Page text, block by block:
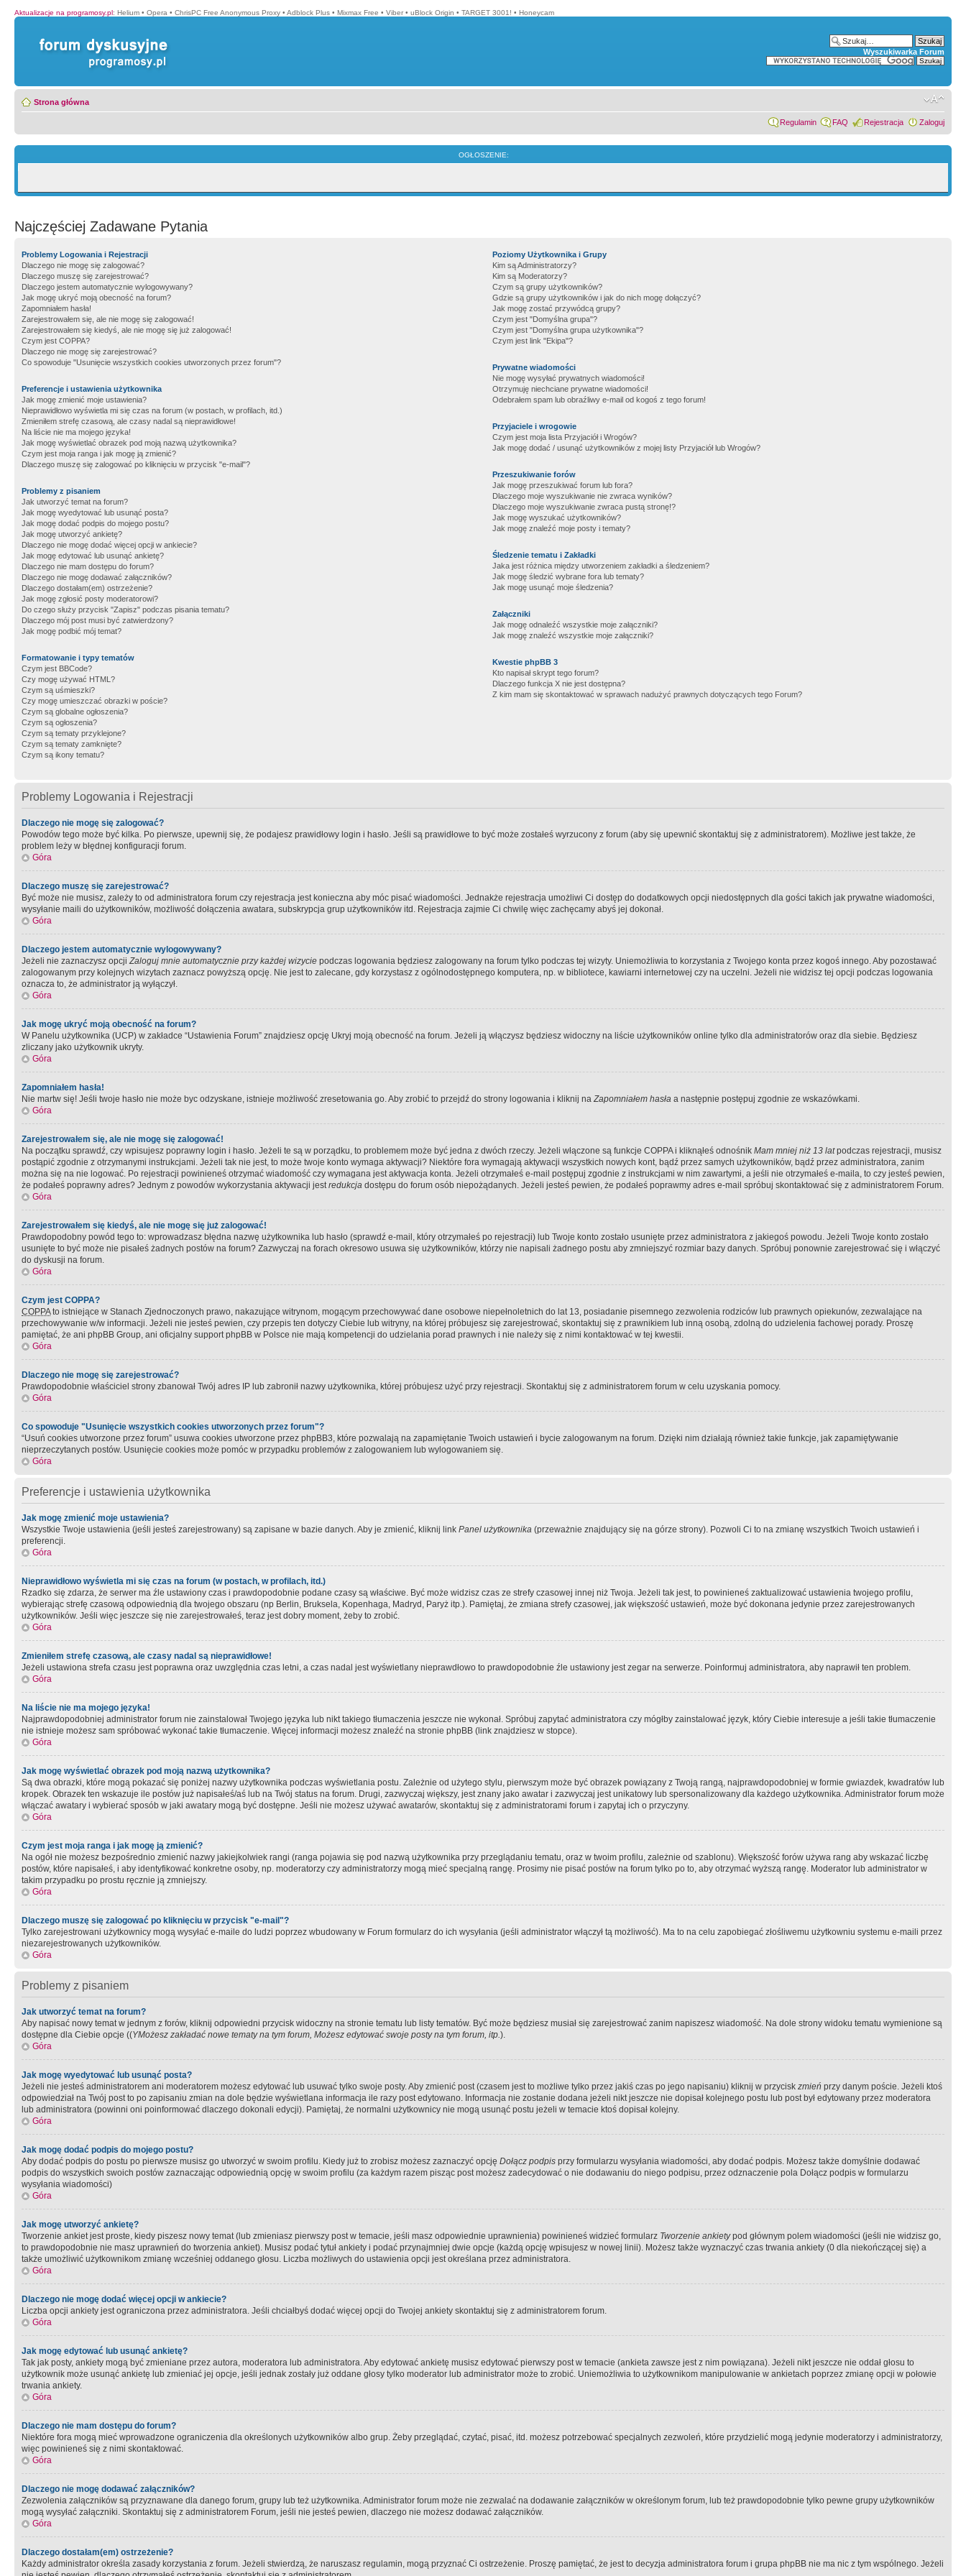
Aktualizacje na programosy.pl: Helium • Opera • ChrisPC Free Anonymous Proxy • Adblock Plus • Mixmax Free • Viber • uBlock Origin • TARGET 3001! • Honeycam
Wyszukiwarka Forum
Strona główna
Regulamin FAQ Rejestracja Zaloguj
OGŁOSZENIE:
Najczęściej Zadawane Pytania
Problemy Logowania i Rejestracji
Dlaczego nie mogę się zalogować?
Dlaczego muszę się zarejestrować?
Dlaczego jestem automatycznie wylogowywany?
Jak mogę ukryć moją obecność na forum?
Zapomniałem hasła!
Zarejestrowałem się, ale nie mogę się zalogować!
Zarejestrowałem się kiedyś, ale nie mogę się już zalogować!
Czym jest COPPA?
Dlaczego nie mogę się zarejestrować?
Co spowoduje "Usunięcie wszystkich cookies utworzonych przez forum"?
Preferencje i ustawienia użytkownika
Jak mogę zmienić moje ustawienia?
Nieprawidłowo wyświetla mi się czas na forum (w postach, w profilach, itd.)
Zmieniłem strefę czasową, ale czasy nadal są nieprawidłowe!
Na liście nie ma mojego języka!
Jak mogę wyświetlać obrazek pod moją nazwą użytkownika?
Czym jest moja ranga i jak mogę ją zmienić?
Dlaczego muszę się zalogować po kliknięciu w przycisk "e-mail"?
Problemy z pisaniem
Jak utworzyć temat na forum?
Jak mogę wyedytować lub usunąć posta?
Jak mogę dodać podpis do mojego postu?
Jak mogę utworzyć ankietę?
Dlaczego nie mogę dodać więcej opcji w ankiecie?
Jak mogę edytować lub usunąć ankietę?
Dlaczego nie mam dostępu do forum?
Dlaczego nie mogę dodawać załączników?
Dlaczego dostałam(em) ostrzeżenie?
Jak mogę zgłosić posty moderatorowi?
Do czego służy przycisk "Zapisz" podczas pisania tematu?
Dlaczego mój post musi być zatwierdzony?
Jak mogę podbić mój temat?
Formatowanie i typy tematów
Czym jest BBCode?
Czy mogę używać HTML?
Czym są uśmieszki?
Czy mogę umieszczać obrazki w poście?
Czym są globalne ogłoszenia?
Czym są ogłoszenia?
Czym są tematy przyklejone?
Czym są tematy zamknięte?
Czym są ikony tematu?
Poziomy Użytkownika i Grupy
Kim są Administratorzy?
Kim są Moderatorzy?
Czym są grupy użytkowników?
Gdzie są grupy użytkowników i jak do nich mogę dołączyć?
Jak mogę zostać przywódcą grupy?
Czym jest "Domyślna grupa"?
Czym jest "Domyślna grupa użytkownika"?
Czym jest link "Ekipa"?
Prywatne wiadomości
Nie mogę wysyłać prywatnych wiadomości!
Otrzymuję niechciane prywatne wiadomości!
Odebrałem spam lub obraźliwy e-mail od kogoś z tego forum!
Przyjaciele i wrogowie
Czym jest moja lista Przyjaciół i Wrogów?
Jak mogę dodać / usunąć użytkowników z mojej listy Przyjaciół lub Wrogów?
Przeszukiwanie forów
Jak mogę przeszukiwać forum lub fora?
Dlaczego moje wyszukiwanie nie zwraca wyników?
Dlaczego moje wyszukiwanie zwraca pustą stronę!?
Jak mogę wyszukać użytkowników?
Jak mogę znaleźć moje posty i tematy?
Śledzenie tematu i Zakładki
Jaka jest różnica między utworzeniem zakładki a śledzeniem?
Jak mogę śledzić wybrane fora lub tematy?
Jak mogę usunąć moje śledzenia?
Załączniki
Jak mogę odnaleźć wszystkie moje załączniki?
Jak mogę znaleźć wszystkie moje załączniki?
Kwestie phpBB 3
Kto napisał skrypt tego forum?
Dlaczego funkcja X nie jest dostępna?
Z kim mam się skontaktować w sprawach nadużyć prawnych dotyczących tego Forum?
Problemy Logowania i Rejestracji
Dlaczego nie mogę się zalogować?
Powodów tego może być kilka. Po pierwsze, upewnij się, że podajesz prawidłowy login i hasło. Jeśli są prawidłowe to być może zostałeś wyrzucony z forum (aby się upewnić skontaktuj się z administratorem). Możliwe jest także, że
problem leży w błędnej konfiguracji forum.
Góra
Dlaczego muszę się zarejestrować?
Być może nie musisz, zależy to od administratora forum czy rejestracja jest konieczna aby móc pisać wiadomości. Jednakże rejestracja umożliwi Ci dostęp do dodatkowych opcji niedostępnych dla gości takich jak prywatne wiadomości,
wysyłanie maili do użytkowników, możliwość dołączenia awatara, subskrypcja grup użytkowników itd. Rejestracja zajmie Ci chwilę więc zachęcamy abyś jej dokonał.
Góra
Dlaczego jestem automatycznie wylogowywany?
Jeżeli nie zaznaczysz opcjiZaloguj mnie automatycznie przy każdej wizycie podczas logowania będziesz zalogowany na forum tylko podczas tej wizyty. Uniemożliwia to korzystania z Twojego konta przez kogoś innego. Aby pozostawać
zalogowanym przy kolejnych wizytach zaznacz powyższą opcję. Nie jest to zalecane, gdy korzystasz z ogólnodostępnego komputera, np. w bibliotece, kawiarni internetowej czy na uczelni. Jeżeli nie widzisz tej opcji podczas logowania
oznacza to, że administrator ją wyłączył.
Góra
Jak mogę ukryć moją obecność na forum?
W Panelu użytkownika (UCP) w zakładce “Ustawienia Forum” znajdziesz opcję Ukryj moją obecność na forum. Jeżeli ją włączysz będziesz widoczny na liście użytkowników online tylko dla administratorów oraz dla siebie. Będziesz
zliczany jako użytkownik ukryty.
Góra
Zapomniałem hasła!
Nie martw się! Jeśli twoje hasło nie może byc odzyskane, istnieje możliwość zresetowania go. Aby zrobić to przejdź do strony logowania i kliknij naZapomniałem hasła a następnie postępuj zgodnie ze wskazówkami.
Góra
Zarejestrowałem się, ale nie mogę się zalogować!
Na początku sprawdź, czy wpisujesz poprawny login i hasło. Jeżeli te są w porządku, to problemem może być jedna z dwóch rzeczy. Jeżeli włączone są funkcje COPPA i kliknąłeś odnośnik Mam mniej niż 13 latpodczas rejestracji, musisz
postąpić zgodnie z otrzymanymi instrukcjami. Jeżeli tak nie jest, to może twoje konto wymaga aktywacji? Niektóre fora wymagają aktywacji wszystkich nowych kont, bądź przez samych użytkowników, bądź przez administratora, zanim
można się na nie logować. Po rejestracji powinieneś otrzymać wiadomość czy wymagana jest aktywacja konta. Jeżeli otrzymałeś e-mail postępuj zgodnie z instrukcjami w nim zawartymi, a jeśli nie otrzymałeś e-maila, to czy jesteś pewien,
że podałeś poprawny adres? Jednym z powodów wykorzystania aktywacji jestredukcja dostępu do forum osób niepożądanych. Jeżeli jesteś pewien, że podałeś poprawmy adres e-mail spróbuj skontaktować się z administratorem Forum.
Góra
Zarejestrowałem się kiedyś, ale nie mogę się już zalogować!
Prawdopodobny powód tego to: wprowadzasz błędna nazwę użytkownika lub hasło (sprawdź e-mail, który otrzymałeś po rejestracji) lub Twoje konto zostało usunięte przez administratora z jakiegoś powodu. Jeżeli Twoje konto zostało
usunięte to być może nie pisałeś żadnych postów na forum? Zazwyczaj na forach okresowo usuwa się użytkowników, którzy nie napisali żadnego postu aby zmniejszyć rozmiar bazy danych. Spróbuj ponownie zarejestrować się i włączyć
do dyskusji na forum.
Góra
Czym jest COPPA?
COPPAto istniejące w Stanach Zjednoczonych prawo, nakazujące witrynom, mogącym przechowywać dane osobowe niepełnoletnich do lat 13, posiadanie pisemnego zezwolenia rodziców lub prawnych opiekunów, zezwalające na
przechowywanie w/w informacji. Jeżeli nie jesteś pewien, czy przepis ten dotyczy Ciebie lub witryny, na której próbujesz się zarejestrować, skontaktuj się z prawnikiem lub inną osobą, zdolną do udzielenia fachowej porady. Proszę
pamiętać, że ani phpBB Group, ani oficjalny support phpBB w Polsce nie mają kompetencji do udzielania porad prawnych i nie należy się z nimi kontaktować w tej kwestii.
Góra
Dlaczego nie mogę się zarejestrować?
Prawdopodobnie właściciel strony zbanował Twój adres IP lub zabronił nazwy użytkownika, której próbujesz użyć przy rejestracji. Skontaktuj się z administratorem forum w celu uzyskania pomocy.
Góra
Co spowoduje "Usunięcie wszystkich cookies utworzonych przez forum"?
“Usuń cookies utworzone przez forum” usuwa cookies utworzone przez phpBB3, które pozwalają na zapamiętanie Twoich ustawień i bycie zalogowanym na forum. Dzięki nim działają również takie funkcje, jak zapamiętywanie
nieprzeczytanych postów. Usunięcie cookies może pomóc w przypadku problemów z zalogowaniem lub wylogowaniem się.
Góra
Preferencje i ustawienia użytkownika
Jak mogę zmienić moje ustawienia?
Wszystkie Twoje ustawienia (jeśli jesteś zarejestrowany) są zapisane w bazie danych. Aby je zmienić, kliknij link Panel użytkownika (przeważnie znajdujący się na górze strony). Pozwoli Ci to na zmianę wszystkich Twoich ustawień i
preferencji.
Góra
Nieprawidłowo wyświetla mi się czas na forum (w postach, w profilach, itd.)
Rzadko się zdarza, że serwer ma źle ustawiony czas i prawdopodobnie podane czasy są właściwe. Być może widzisz czas ze strefy czasowej innej niż Twoja. Jeżeli tak jest, to powinieneś zaktualizować ustawienia twojego profilu,
wybierając strefę czasową odpowiednią dla twojego obszaru (np Berlin, Bruksela, Kopenhaga, Madryd, Paryż itp.). Pamiętaj, że zmiana strefy czasowej, jak większość ustawień, może być dokonana jedynie przez zarejestrowanych
użytkowników. Jeśli więc jeszcze się nie zarejestrowałeś, teraz jest dobry moment, żeby to zrobić.
Góra
Zmieniłem strefę czasową, ale czasy nadal są nieprawidłowe!
Jeżeli ustawiona strefa czasu jest poprawna oraz uwzględnia czas letni, a czas nadal jest wyświetlany nieprawdłowo to prawdopodobnie źle ustawiony jest zegar na serwerze. Poinformuj administratora, aby naprawił ten problem.
Góra
Na liście nie ma mojego języka!
Najprawdopodobniej administrator forum nie zainstalował Twojego języka lub nikt takiego tłumaczenia jeszcze nie wykonał. Spróbuj zapytać administratora czy mógłby zainstalować język, który Ciebie interesuje a jeśli takie tłumaczenie
nie istnieje możesz sam spróbować wykonać takie tłumaczenie. Więcej informacji możesz znaleźć na stronie phpBB (link znajdziesz w stopce).
Góra
Jak mogę wyświetlać obrazek pod moją nazwą użytkownika?
Są dwa obrazki, które mogą pokazać się poniżej nazwy użytkownika podczas wyświetlania postu. Zależnie od użytego stylu, pierwszym może być obrazek powiązany z Twoją rangą, najprawdopodobniej w formie gwiazdek, kwadratów lub
kropek. Obrazek ten wskazuje ile postów już napisałeś/aś lub na Twój status na forum. Drugi, zazwyczaj większy, jest znany jako awatar i zazwyczaj jest unikatowy lub spersonalizowany dla każdego użytkownika. Administrator forum może
włączać awatary i wybierać sposób w jaki awatary mogą być dostępne. Jeśli nie możesz używać awatarów, skontaktuj się z administratorami forum i zapytaj ich o przyczyny.
Góra
Czym jest moja ranga i jak mogę ją zmienić?
Na ogół nie możesz bezpośrednio zmienić nazwy jakiejkolwiek rangi (ranga pojawia się pod nazwą użytkownika przy przeglądaniu tematu, oraz w twoim profilu, zależnie od szablonu). Większość forów używa rang aby wskazać liczbę
postów, które napisałeś, i aby identyfikować konkretne osoby, np. moderatorzy czy administratorzy mogą mieć specjalną rangę. Prosimy nie pisać postów na forum tylko po to, aby otrzymać wyższą rangę. Moderator lub administrator w
takim przypadku po prostu ręcznie ją zmniejszy.
Góra
Dlaczego muszę się zalogować po kliknięciu w przycisk "e-mail"?
Tylko zarejestrowani użytkownicy mogą wysyłać e-maile do ludzi poprzez wbudowany w Forum formularz do ich wysyłania (jeśli administrator włączył tą możliwość). Ma to na celu zapobiegać złośliwemu użytkowniu systemu e-maili przez
niezarejestrowanych użytkowników.
Góra
Problemy z pisaniem
Jak utworzyć temat na forum?
Aby napisać nowy temat w jednym z forów, kliknij odpowiedni przycisk widoczny na stronie tematu lub listy tematów. Być może będziesz musiał się zarejestrować zanim napiszesz wiadomość. Na dole strony widoku tematu wymienione są
dostępne dla Ciebie opcje ((YMożesz zakładać nowe tematy na tym forum, Możesz edytować swoje posty na tym forum, itp.).
Góra
Jak mogę wyedytować lub usunąć posta?
Jeżeli nie jesteś administratorem ani moderatorem możesz edytować lub usuwać tylko swoje posty. Aby zmienić post (czasem jest to możliwe tylko przez jakiś czas po jego napisaniu) kliknij w przycisk zmień przy danym poście. Jeżeli ktoś
odpowiedział na Twój post to po zapisaniu zmian na dole będzie wyświetlana informacja ile razy post edytowano. Informacja nie zostanie dodana jeżeli nikt jeszcze nie dopisał kolejnego postu lub post był edytowany przez moderatora
lub administratora (powinni oni poinformować dlaczego dokonali edycji). Pamiętaj, że normalni użytkownicy nie mogą usunąć postu jeżeli w temacie ktoś dopisał kolejny.
Góra
Jak mogę dodać podpis do mojego postu?
Aby dodać podpis do postu po pierwsze musisz go utworzyć w swoim profilu. Kiedy już to zrobisz możesz zaznaczyć opcję Dołącz podpis przy formularzu wysyłania wiadomości, aby dodać podpis. Możesz także domyślnie dodawać
podpis do wszystkich swoich postów zaznaczając odpowiednią opcję w swoim profilu (za każdym razem pisząc post możesz zadecydować o nie dodawaniu do niego podpisu, przez odznaczenie pola Dołącz podpis w formularzu
wysyłania wiadomości)
Góra
Jak mogę utworzyć ankietę?
Tworzenie ankiet jest proste, kiedy piszesz nowy temat (lub zmieniasz pierwszy post w temacie, jeśli masz odpowiednie uprawnienia) powinieneś widzieć formularz Tworzenie ankietypod głównym polem wiadomości (jeśli nie widzisz go,
to prawdopodobnie nie masz uprawnień do tworzenia ankiet). Musisz podać tytuł ankiety i podać przynajmniej dwie opcje (każdą opcję wpisujesz w nowej linii). Możesz także wyznaczyć czas trwania ankiety (0 dla niekończącej się) a
także umożliwić użytkownikom zmianę wcześniej oddanego głosu. Liczba możliwych do ustawienia opcji jest określana przez administratora.
Góra
Dlaczego nie mogę dodać więcej opcji w ankiecie?
Liczba opcji ankiety jest ograniczona przez administratora. Jeśli chciałbyś dodać więcej opcji do Twojej ankiety skontaktuj się z administratorem forum.
Góra
Jak mogę edytować lub usunąć ankietę?
Tak jak posty, ankiety mogą być zmieniane przez autora, moderatora lub administratora. Aby edytować ankietę musisz edytować pierwszy post w temacie (ankieta zawsze jest z nim powiązana). Jeżeli nikt jeszcze nie oddał głosu to
użytkownik może usunąć ankietę lub zmieniać jej opcje, jeśli jednak zostały już oddane głosy tylko moderator lub administrator może to zrobić. Uniemożliwia to użytkownikom manipulowanie w ankietach poprzez zmianę opcji w połowie
trwania ankiety.
Góra
Dlaczego nie mam dostępu do forum?
Niektóre fora mogą mieć wprowadzone ograniczenia dla określonych użytkowników albo grup. Żeby przeglądać, czytać, pisać, itd. możesz potrzebować specjalnych zezwoleń, które przydzielić mogą jedynie moderatorzy i administratorzy,
więc powinieneś się z nimi skontaktować.
Góra
Dlaczego nie mogę dodawać załączników?
Zezwolenia załączników są przyznawane dla danego forum, grupy lub też użytkownika. Administrator forum może nie zezwalać na dodawanie załączników w określonym forum, lub też prawdopodobnie tylko pewne grupy użytkowników
mogą wysyłać załączniki. Skontaktuj się z administratorem Forum, jeśli nie jesteś pewien, dlaczego nie możesz dodawać załączników.
Góra
Dlaczego dostałam(em) ostrzeżenie?
Każdy administrator określa zasady korzystania z forum. Jeżeli stwierdzą, że naruszasz regulamin, mogą przyznać Ci ostrzeżenie. Proszę pamiętać, że jest to decyzja administratora forum i grupa phpBB nie ma nic z tym wspólnego. Jeżeli